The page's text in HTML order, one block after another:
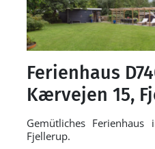
Ferienhaus
Kærvejen 15,
Gemütliches
Fjellerup.